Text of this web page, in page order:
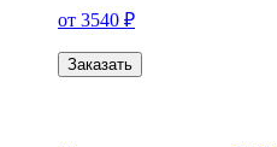
от 3540 ₽
Заказать